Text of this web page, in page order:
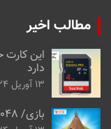
مطالب اخیر
دارد
13 آوریل 2024
بازی/ Age of 2048؛ بزرگ‌ترین تمدن جهان را بسازید